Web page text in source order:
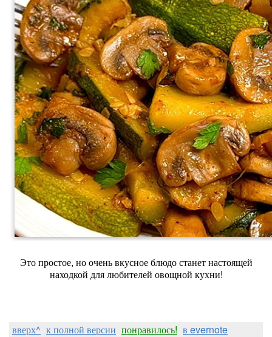
Это простое, но очень вкусное блюдо станет настоящей
находкой для любителей овощной кухни!
вверх^ к полной версии понравилось! в evernote